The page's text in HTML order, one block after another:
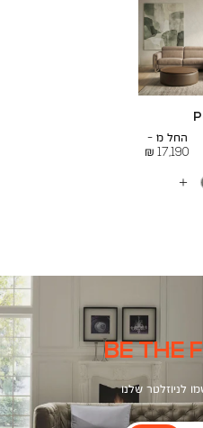
החל מ -
17,190 ₪
To
26,000 ₪
BE THE
לניוזלטר שלנו